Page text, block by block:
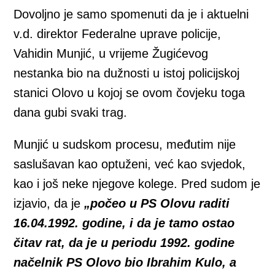
Dovoljno je samo spomenuti da je i aktuelni
v.d. direktor Federalne uprave policije,
Vahidin Munjić, u vrijeme Žugićevog
nestanka bio na dužnosti u istoj policijskoj
stanici Olovo u kojoj se ovom čovjeku toga
dana gubi svaki trag.
Munjić u sudskom procesu, međutim nije
saslušavan kao optuženi, već kao svjedok,
kao i još neke njegove kolege. Pred sudom je
izjavio, da je„počeo u PS Olovu raditi
16.04.1992. godine, i da je tamo ostao
čitav rat, da je u periodu 1992. godine
načelnik PS Olovo bio Ibrahim Kulo, a